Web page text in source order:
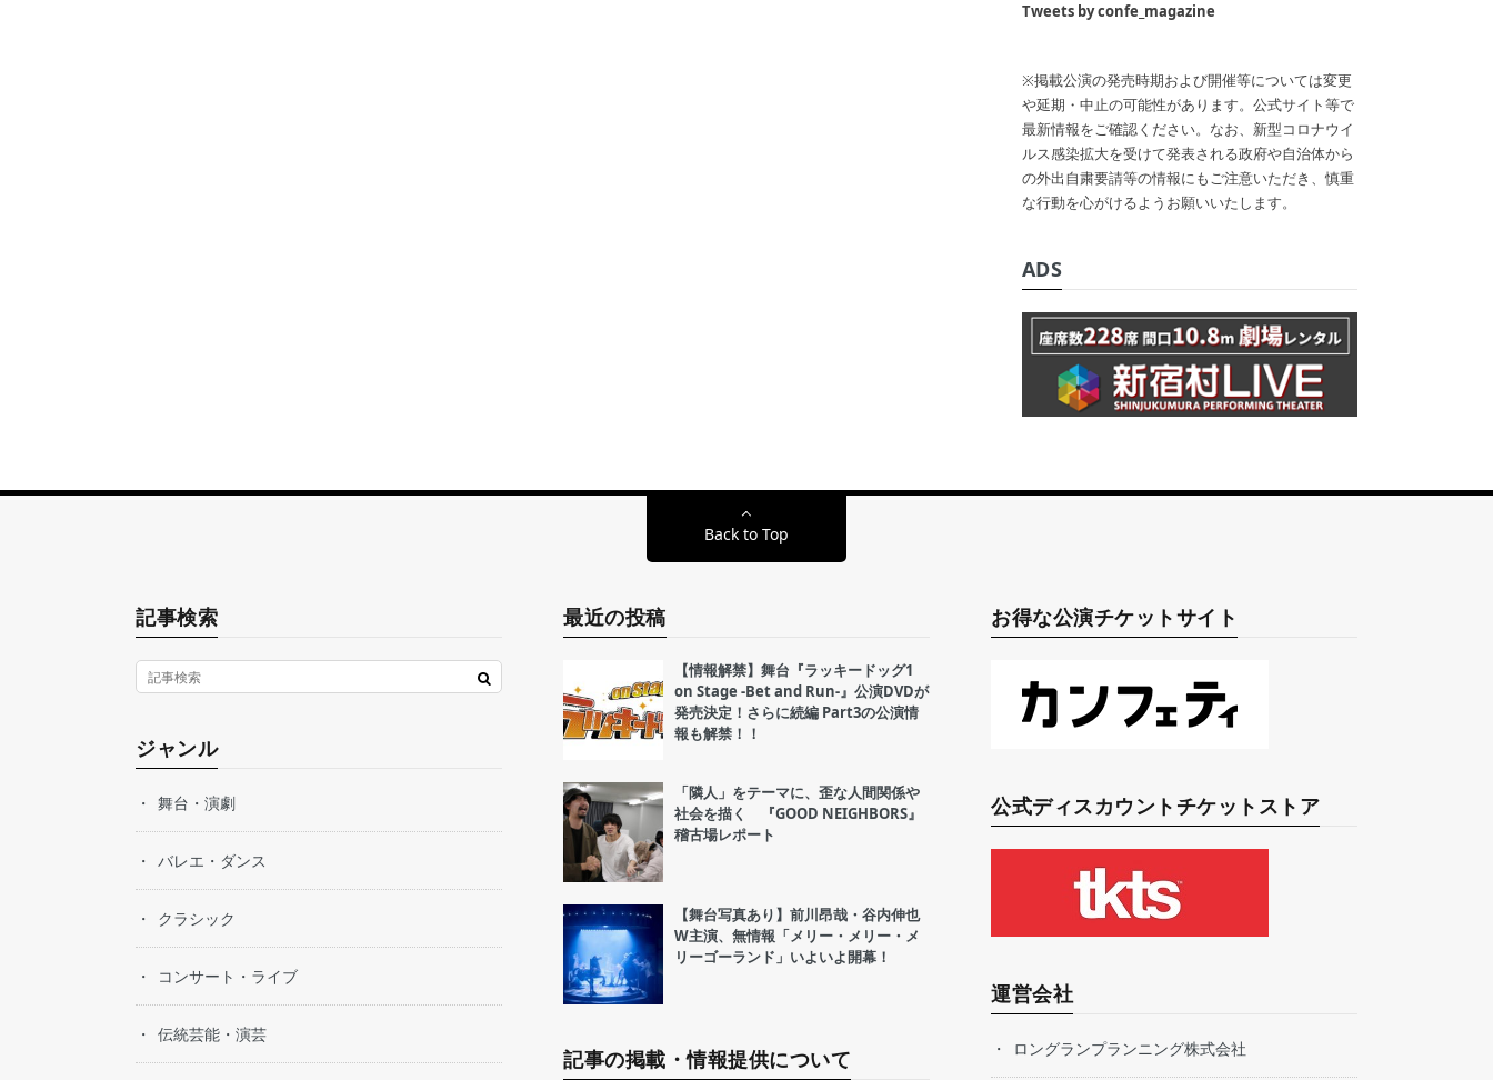
Tweets by confe_magazine
※掲載公演の発売時期および開催等については変更
や延期・中止の可能性があります。公式サイト等で
最新情報をご確認ください。なお、新型コロナウイ
ルス感染拡大を受けて発表される政府や自治体から
の外出自粛要請等の情報にもご注意いただき、慎重
な行動を心がけるようお願いいたします。
ADS
Back to Top
記事検索
ジャンル
舞台・演劇
バレエ・ダンス
クラシック
コンサート・ライブ
伝統芸能・演芸
最近の投稿
【情報解禁】舞台『ラッキードッグ1
on Stage -Bet and Run-』公演DVDが
発売決定！さらに続編 Part3の公演情
報も解禁！！
「隣人」をテーマに、歪な人間関係や
社会を描く 『GOOD NEIGHBORS』
稽古場レポート
【舞台写真あり】前川昂哉・谷内伸也
W主演、無情報「メリー・メリー・メ
リーゴーランド」いよいよ開幕！
記事の掲載・情報提供について
お得な公演チケットサイト
公式ディスカウントチケットストア
運営会社
ロングランプランニング株式会社